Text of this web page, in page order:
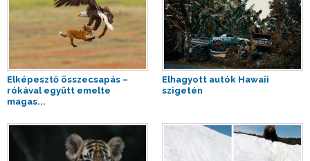
Elképesztő összecsapás –
rókával együtt emelte
magas...
Elhagyott autók Hawaii
szigetén